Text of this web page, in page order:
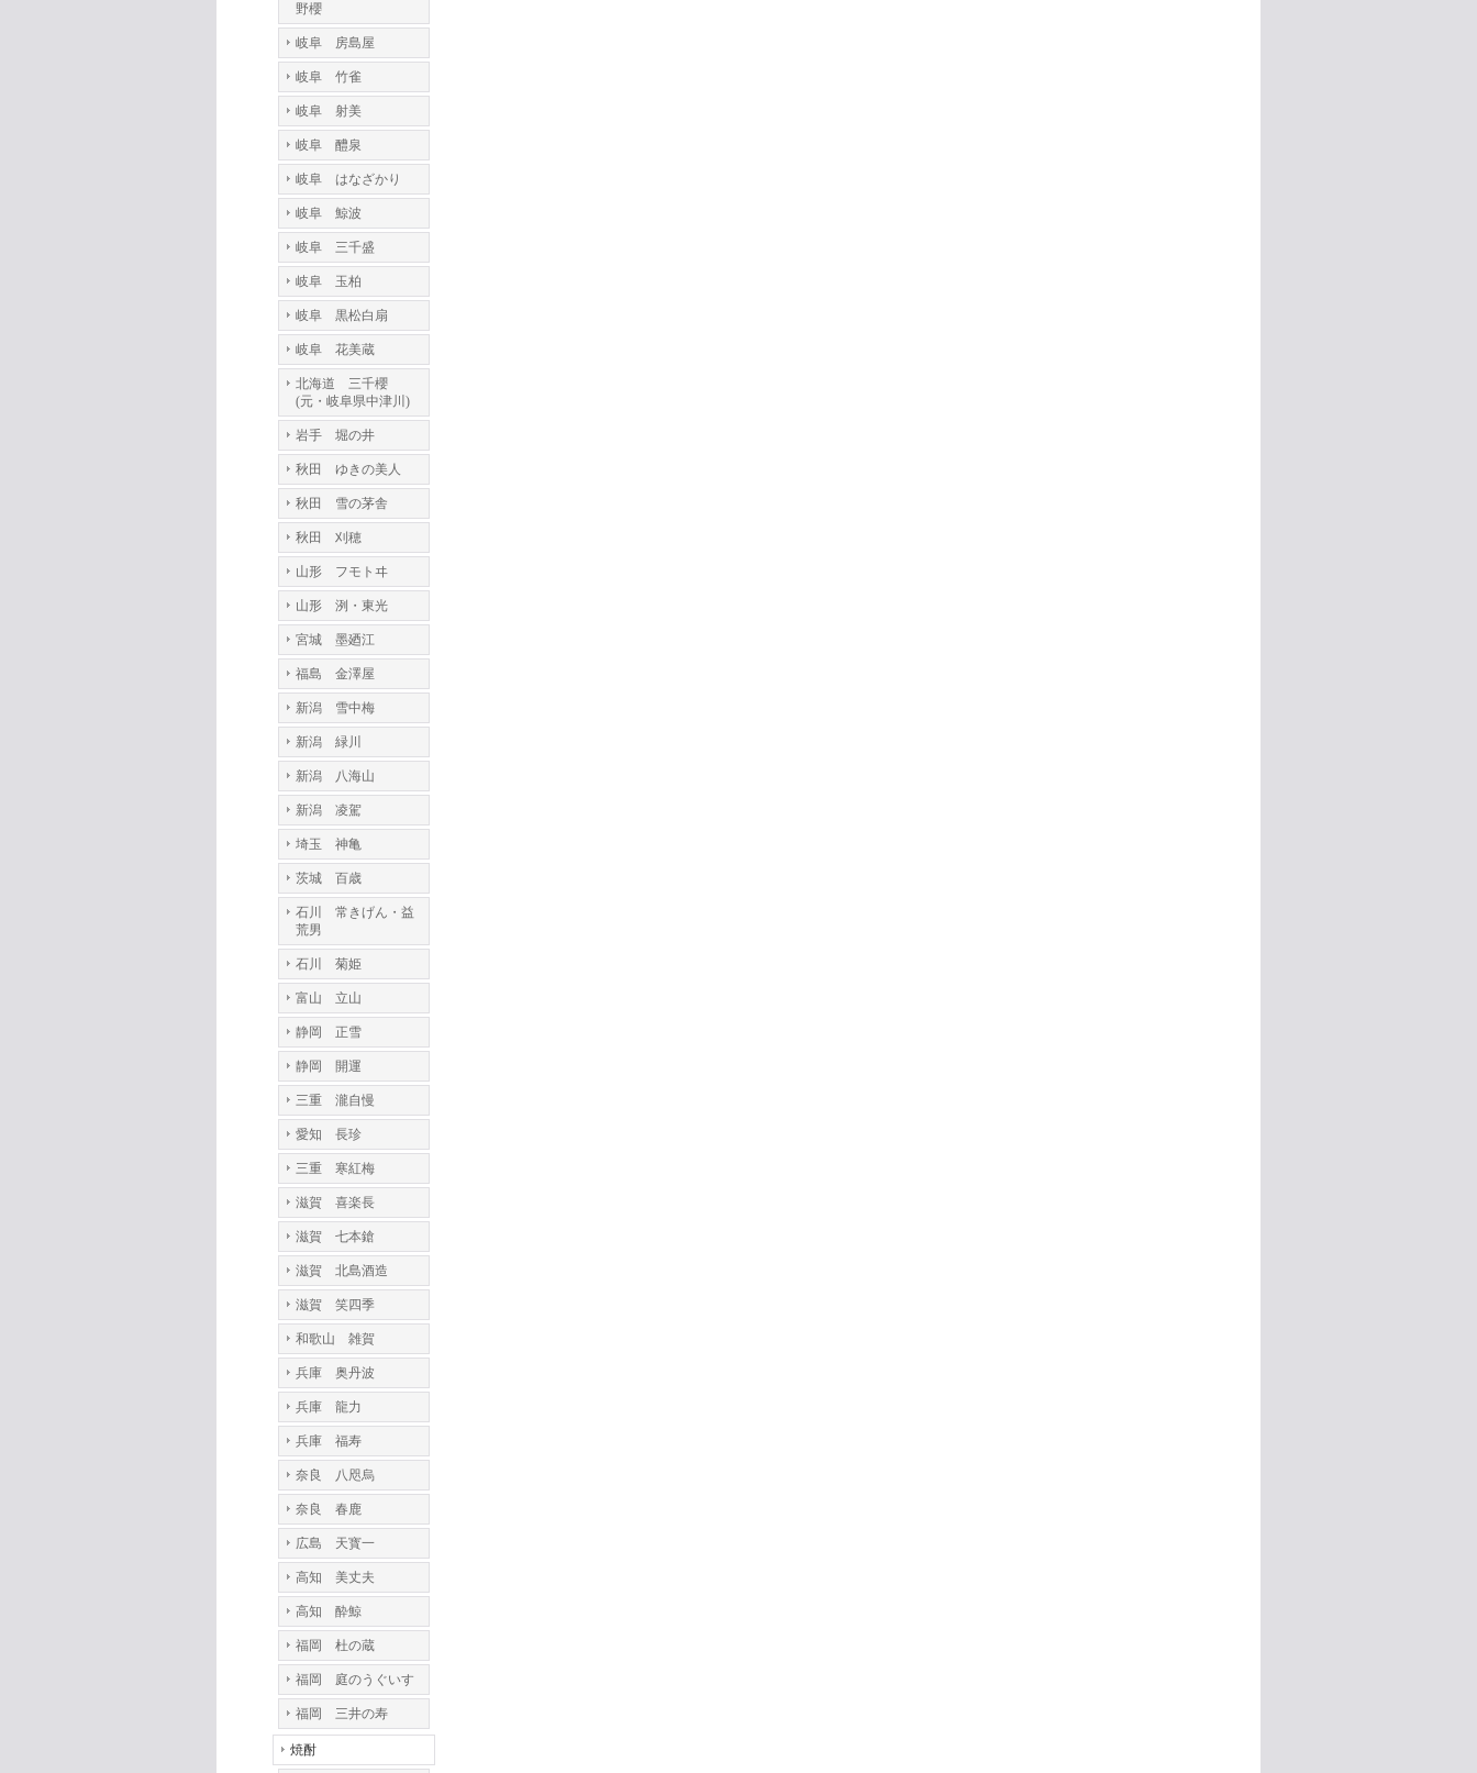
野櫻
岐阜 房島屋
岐阜 竹雀
岐阜 射美
岐阜 醴泉
岐阜 はなざかり
岐阜 鯨波
岐阜 三千盛
岐阜 玉柏
岐阜 黒松白扇
岐阜 花美蔵
北海道 三千櫻
(元・岐阜県中津川)
岩手 堀の井
秋田 ゆきの美人
秋田 雪の茅舎
秋田 刈穂
山形 フモトヰ
山形 洌・東光
宮城 墨廼江
福島 金澤屋
新潟 雪中梅
新潟 緑川
新潟 八海山
新潟 凌駕
埼玉 神亀
茨城 百歳
石川 常きげん・益
荒男
石川 菊姫
富山 立山
静岡 正雪
静岡 開運
三重 瀧自慢
愛知 長珍
三重 寒紅梅
滋賀 喜楽長
滋賀 七本鎗
滋賀 北島酒造
滋賀 笑四季
和歌山 雑賀
兵庫 奥丹波
兵庫 龍力
兵庫 福寿
奈良 八咫烏
奈良 春鹿
広島 天寳一
高知 美丈夫
高知 酔鯨
福岡 杜の蔵
福岡 庭のうぐいす
福岡 三井の寿
焼酎